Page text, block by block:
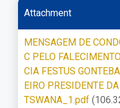
Attachment
MENSAGEM DE
C PELO
CIA FESTUS
EIRO PRESIDENTE
TSWANA_1.pdf